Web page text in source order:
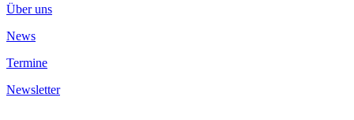
Über uns
News
Termine
Newsletter